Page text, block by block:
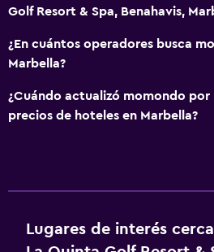
Compras
Ducha
Golf Resort & Spa, Benahavis,
¿En cuántos operadores busca
Marbella?
¿Cuándo actualizó momondo por
precios de hoteles en Marbella?
Lugares de interés